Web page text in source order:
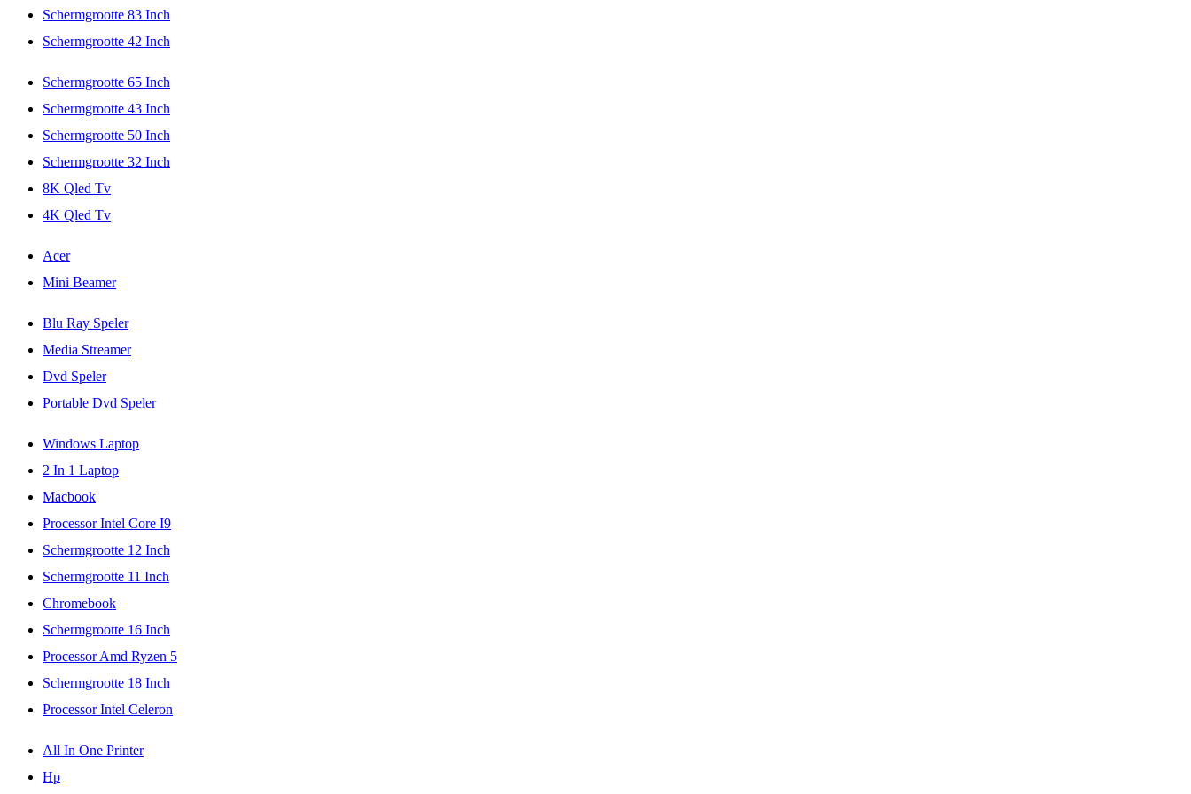
Schermgrootte 83 Inch
Schermgrootte 42 Inch
Schermgrootte 65 Inch
Schermgrootte 43 Inch
Schermgrootte 50 Inch
Schermgrootte 32 Inch
8K Qled Tv
4K Qled Tv
Acer
Mini Beamer
Blu Ray Speler
Media Streamer
Dvd Speler
Portable Dvd Speler
Windows Laptop
2 In 1 Laptop
Macbook
Processor Intel Core I9
Schermgrootte 12 Inch
Schermgrootte 11 Inch
Chromebook
Schermgrootte 16 Inch
Processor Amd Ryzen 5
Schermgrootte 18 Inch
Processor Intel Celeron
All In One Printer
Hp